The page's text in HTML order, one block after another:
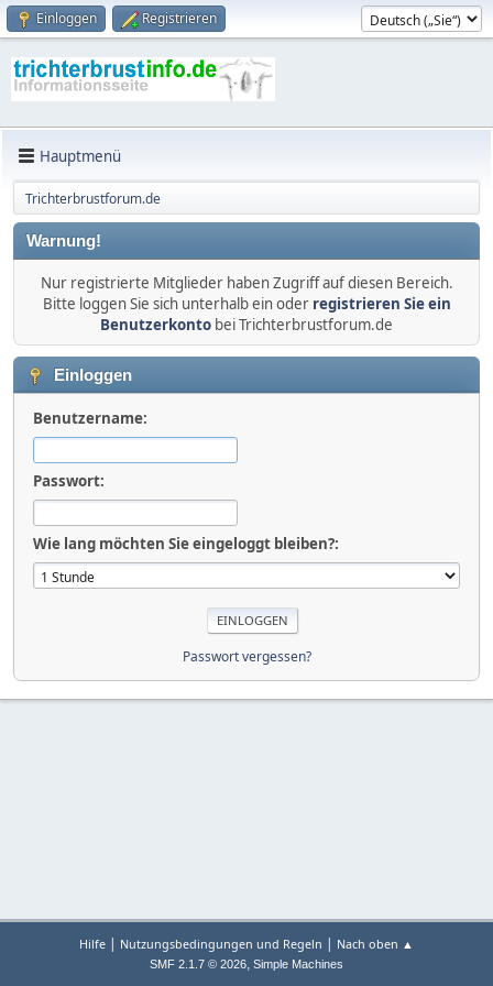
Einloggen Registrieren
Hauptmenü
Trichterbrustforum.de
Warnung!
Nur registrierte Mitglieder haben Zugriff auf diesen Bereich.
Bitte loggen Sie sich unterhalb ein oder registrieren Sie ein
Benutzerkonto bei Trichterbrustforum.de
Einloggen
Benutzername:
Passwort:
Wie lang möchten Sie eingeloggt bleiben?:
Passwort vergessen?
Hilfe | Nutzungsbedingungen und Regeln | Nach oben ▲
SMF 2.1.7 © 2026, Simple Machines